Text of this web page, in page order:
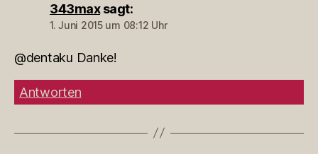
343max sagt:
1. Juni 2015 um 08:12 Uhr
@dentaku Danke!
Antworten